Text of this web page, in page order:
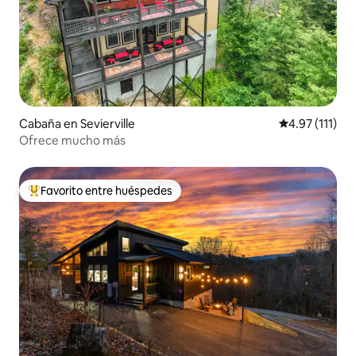
Cabaña en Sevierville Calificación
4.97 (111)
Ofrece mucho más
De los mejores en Favorito entre huéspedes
Favorito entre huéspedes